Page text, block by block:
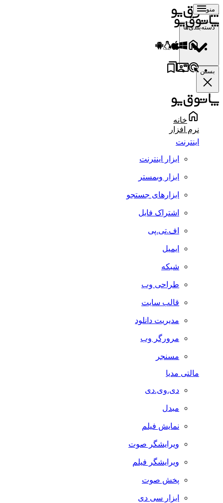
منو
دسته‌بندی‌ها
بستن
خانه
نرم افزار
اینترنت
ابزار اینترنت
ابزار وبمستر
ابزارهای جستجو
اشتراک فایل
اف.تی.پی
ایمیل
شبکه
طراحی وب
قالب سایت
مدیریت دانلود
مرورگر وب
مسنجر
مالتی مدیا
دی.وی.دی
مبدل
نمایش فیلم
ویرایشگر صوت
ویرایشگر فیلم
پخش صوت
ابزار سی دی